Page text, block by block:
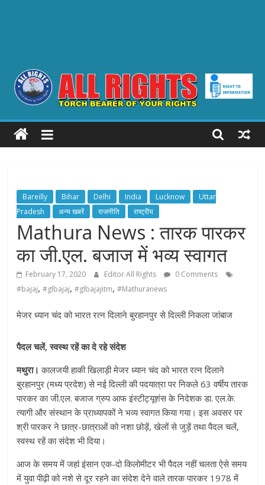
ALL
RIGHTS
Bearer
of
your
Rights
Bareilly Bihar Delhi India Lucknow
Uttar
Pradesh
अन्य खबरें राजनीति राष्ट्रीय
Mathura News : तारक पारकर
का जी.एल. बजाज में भव्य स्वागत
February 17, 2020 Editor All Rights
0 Comments
#bajaj,#glbajaj,#glbajajitm,#Mathuranews
मेजर ध्यान चंद को भारत रत्न दिलाने बुरहानपुर से दिल्ली निकला जांबाज
पैदल चलें, स्वस्थ रहें का दे रहे संदेश
मथुरा। कालजयी हाकी खिलाड़ी मेजर ध्यान चंद को भारत रत्न दिलाने
बुरहानपुर (मध्य प्रदेश) से नई दिल्ली की पदयात्रा पर निकले 63 वर्षीय तारक
पारकर का जी.एल. बजाज ग्रुप आफ इंस्टीट्यूशंस के निदेशक डा. एल.के.
त्यागी और संस्थान के प्राध्यापकों ने भव्य स्वागत किया गया। इस अवसर पर
श्री पारकर ने छात्र-छात्राओं को नशा छोड़ें, खेलों से जुड़ें तथा पैदल चलें,
स्वस्थ रहें का संदेश भी दिया।
आज के समय में जहां इंसान एक-दो किलोमीटर भी पैदल नहीं चलता ऐसे समय
में युवा पीढ़ी को नशे से दूर रहने का संदेश देने वाले तारक पारकर 1978 में